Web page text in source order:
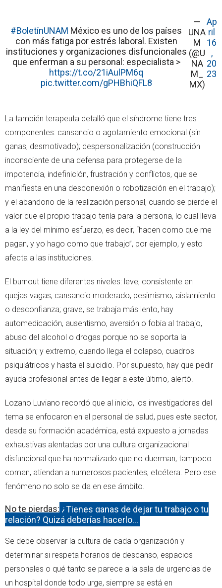
#BoletínUNAM México es uno de los países
con más fatiga por estrés laboral. Existen
instituciones y organizaciones disfuncionales
que enferman a su personal: especialista >
https://t.co/21iAulPM6q
pic.twitter.com/gPHBhiQFL8
—
UNA
M
(@U
NA
M_
MX)
Ap
ril
16
,
20
23
La también terapeuta detalló que el síndrome tiene tres
componentes: cansancio o agotamiento emocional (sin
ganas, desmotivado); despersonalización (construcción
inconsciente de una defensa para protegerse de la
impotencia, indefinición, frustración y conflictos, que se
manifiesta en una desconexión o robotización en el trabajo);
y el abandono de la realización personal, cuando se pierde el
valor que el propio trabajo tenía para la persona, lo cual lleva
a la ley del mínimo esfuerzo, es decir, “hacen como que me
pagan, y yo hago como que trabajo”, por ejemplo, y esto
afecta a las instituciones.
El burnout tiene diferentes niveles: leve, consistente en
quejas vagas, cansancio moderado, pesimismo, aislamiento
o desconfianza; grave, se trabaja más lento, hay
automedicación, ausentismo, aversión o fobia al trabajo,
abuso del alcohol o drogas porque no se soporta la
situación; y extremo, cuando llega el colapso, cuadros
psiquiátricos y hasta el suicidio. Por supuesto, hay que pedir
ayuda profesional antes de llegar a este último, alertó.
Lozano Luviano recordó que al inicio, los investigadores del
tema se enfocaron en el personal de salud, pues este sector,
desde su formación académica, está expuesto a jornadas
exhaustivas alentadas por una cultura organizacional
disfuncional que ha normalizado que no duerman, tampoco
coman, atiendan a numerosos pacientes, etcétera. Pero ese
fenómeno no solo se da en ese ámbito.
No te pierdas: ¿Tienes ganas de dejar tu trabajo o tu
relación? Quizá deberías hacerlo…
Se debe observar la cultura de cada organización y
determinar si respeta horarios de descanso, espacios
personales o qué tanto se parece a la sala de urgencias de
un hospital donde todo urge, siempre se está en